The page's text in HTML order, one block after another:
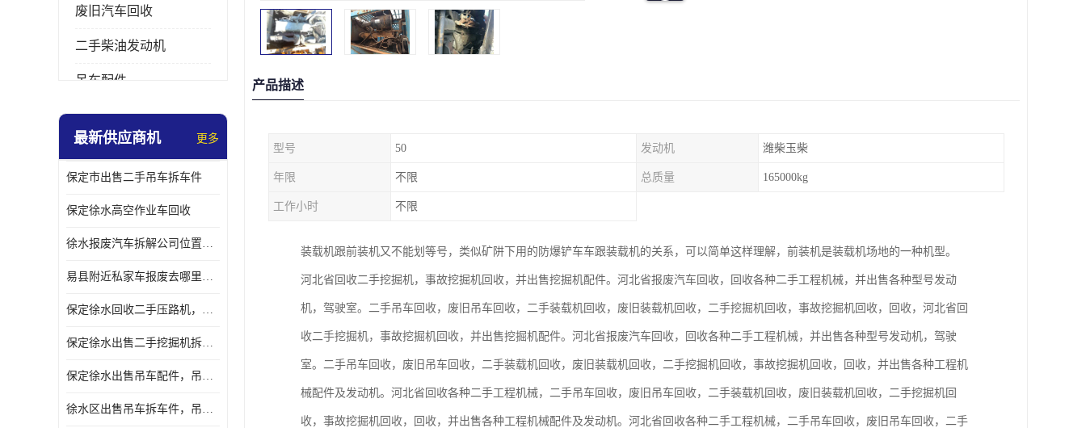
废旧汽车回收
二手柴油发动机
吊车配件
挖掘机拆车件
最新供应商机 更多
保定市出售二手吊车拆车件
保定徐水高空作业车回收
徐水报废汽车拆解公司位置，出售二手拆车件发动机
易县附近私家车报废去哪里，咨询车辆销户流程电话
保定徐水回收二手压路机，压路机拆解市场在哪
保定徐水出售二手挖掘机拆车件，挖掘机配件，液压件出售
保定徐水出售吊车配件，吊车拆车件出售
徐水区出售吊车拆车件，吊车液压件，吊车发动机变速箱出售
产品描述
型号 50 发动机 潍柴玉柴
年限 不限 总质量 165000kg
工作小时 不限
装载机跟前装机又不能划等号，类似矿阱下用的防爆铲车车跟装载机的关系，可以简单这样理解，前装机是装载机场地的一种机型。
河北省回收二手挖掘机，事故挖掘机回收，并出售挖掘机配件。河北省报废汽车回收，回收各种二手工程机械，并出售各种型号发动
机，驾驶室。二手吊车回收，废旧吊车回收，二手装载机回收，废旧装载机回收，二手挖掘机回收，事故挖掘机回收，回收，河北省回
收二手挖掘机，事故挖掘机回收，并出售挖掘机配件。河北省报废汽车回收，回收各种二手工程机械，并出售各种型号发动机，驾驶
室。二手吊车回收，废旧吊车回收，二手装载机回收，废旧装载机回收，二手挖掘机回收，事故挖掘机回收，回收，并出售各种工程机
械配件及发动机。河北省回收各种二手工程机械，二手吊车回收，废旧吊车回收，二手装载机回收，废旧装载机回收，二手挖掘机回
收，事故挖掘机回收，回收，并出售各种工程机械配件及发动机。河北省回收各种二手工程机械，二手吊车回收，废旧吊车回收，二手